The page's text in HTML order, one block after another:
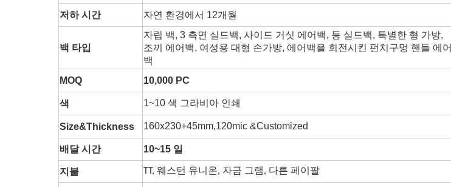
저하 시간 자연 환경에서 12개월
백 타입
자립 백, 3 측면 실드백, 사이드 거싯 에어백, 등 실드백, 특별한 형 가방,
조끼 에어백, 여성용 대형 손가방, 에어백을 회전시킨 펀치구멍 핸들 에어
백
MOQ
10,000 PC
색 1~10 색 그라비아 인쇄
Size&Thickness 160x230+45mm,120mic &Customized
배달 시간 10~15 일
지불 TT, 웨스턴 유니온, 자금 그램, 다른 페이팔